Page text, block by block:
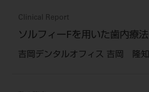
Clinical Report
ソルフィーFを用いた歯内療法
吉岡デンタルオフィス 吉岡 隆知